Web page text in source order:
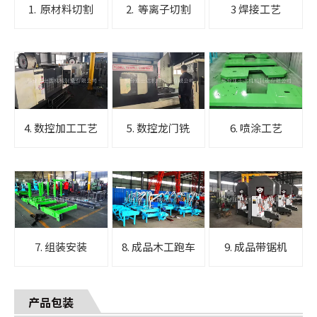
1. 原材料切割 2. 等离子切割 3 焊接工艺
4. 数控加工工艺 5. 数控龙门铣 6. 喷涂工艺
7. 组装安装 8. 成品木工跑车 9. 成品带锯机
产品包装